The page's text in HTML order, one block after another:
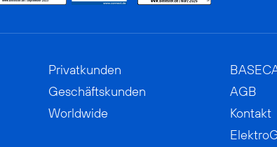
Privatkunden
Geschäftskunden
Worldwide
AGB
Kontakt